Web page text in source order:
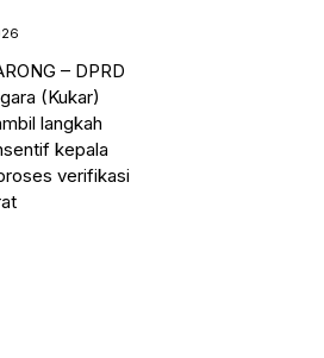
– DPRD
(Kukar)
langkah
kepala
verifikasi